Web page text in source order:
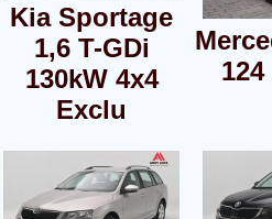
Kia Sportage
1,6 T-GDi
130kW 4x4
Exclu
124